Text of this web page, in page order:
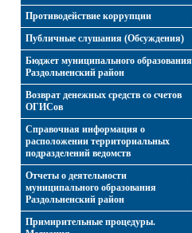
Противодействие коррупции
Публичные слушания (Обсуждения)
Бюджет муниципального образования
Раздольненский район
Возврат денежных средств со счетов
ОГИСов
Справочная информация о
расположении территориальных
подразделений ведомств
Отчеты о деятельности
муниципального образования
Раздольненский район
Примирительные процедуры.